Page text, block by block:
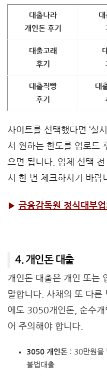
대출나라
개인돈 후기
대
대출고래
후기
대출직빵
후기
대
사이트를 선택했다면 ‘실
서 원하는 한도를 업로드
으면 됩니다. 업체 선택
시 한 번 체크하시기 바랍
▶ 금융감독원 정식대부업
4. 개인돈 대출
개인돈 대출은 개인 또는
말합니다. 사채의 또 다른
에도 3050개인돈, 순수개
어 주의해야 합니다.
3050 개인돈: 30만원을
불법대출